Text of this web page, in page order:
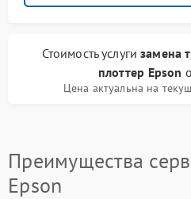
Стоимость услугизамена
плоттер Epson
Цена актуальна на
Преимущества
Epson